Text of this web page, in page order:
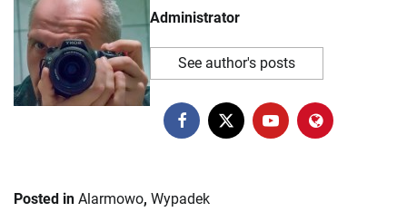
Administrator
See author's posts
Posted in Alarmowo, Wypadek